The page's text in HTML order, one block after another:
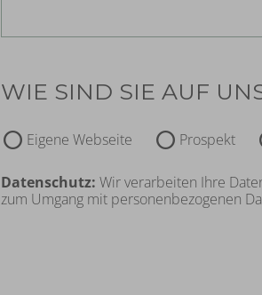
WIE SIND SIE AUF
Eigene Webseite Prospekt
Datenschutz: Wir verarbeiten Ihre
zum Umgang mit personenbezogenen